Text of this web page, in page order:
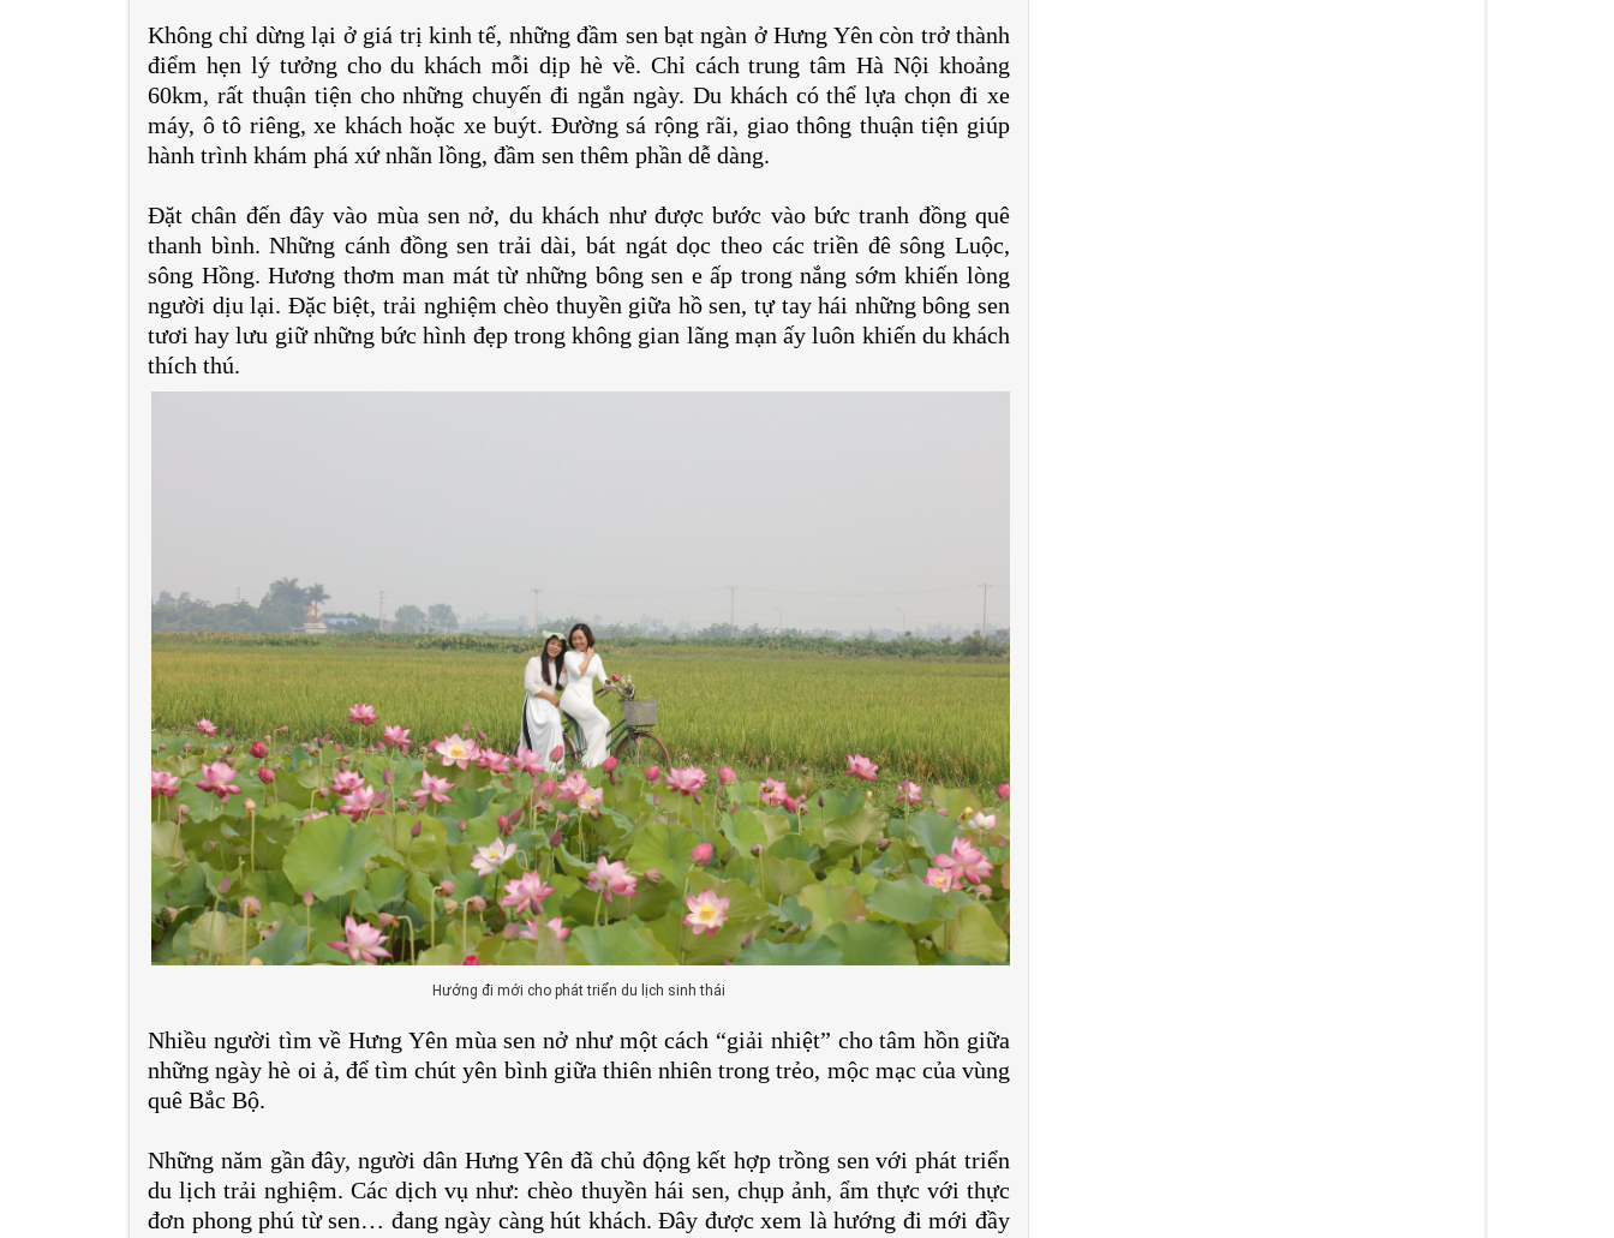
Không chỉ dừng lại ở giá trị kinh tế, những đầm sen bạt ngàn ở Hưng Yên còn trở thành
điểm hẹn lý tưởng cho du khách mỗi dịp hè về. Chỉ cách trung tâm Hà Nội khoảng
60km, rất thuận tiện cho những chuyến đi ngắn ngày. Du khách có thể lựa chọn đi xe
máy, ô tô riêng, xe khách hoặc xe buýt. Đường sá rộng rãi, giao thông thuận tiện giúp
hành trình khám phá xứ nhãn lồng, đầm sen thêm phần dễ dàng.
Đặt chân đến đây vào mùa sen nở, du khách như được bước vào bức tranh đồng quê
thanh bình. Những cánh đồng sen trải dài, bát ngát dọc theo các triền đê sông Luộc,
sông Hồng. Hương thơm man mát từ những bông sen e ấp trong nắng sớm khiến lòng
người dịu lại. Đặc biệt, trải nghiệm chèo thuyền giữa hồ sen, tự tay hái những bông sen
tươi hay lưu giữ những bức hình đẹp trong không gian lãng mạn ấy luôn khiến du khách
thích thú.
Hướng đi mới cho phát triển du lịch sinh thái
Nhiều người tìm về Hưng Yên mùa sen nở như một cách “giải nhiệt” cho tâm hồn giữa
những ngày hè oi ả, để tìm chút yên bình giữa thiên nhiên trong trẻo, mộc mạc của vùng
quê Bắc Bộ.
Những năm gần đây, người dân Hưng Yên đã chủ động kết hợp trồng sen với phát triển
du lịch trải nghiệm. Các dịch vụ như: chèo thuyền hái sen, chụp ảnh, ẩm thực với thực
đơn phong phú từ sen… đang ngày càng hút khách. Đây được xem là hướng đi mới đầy